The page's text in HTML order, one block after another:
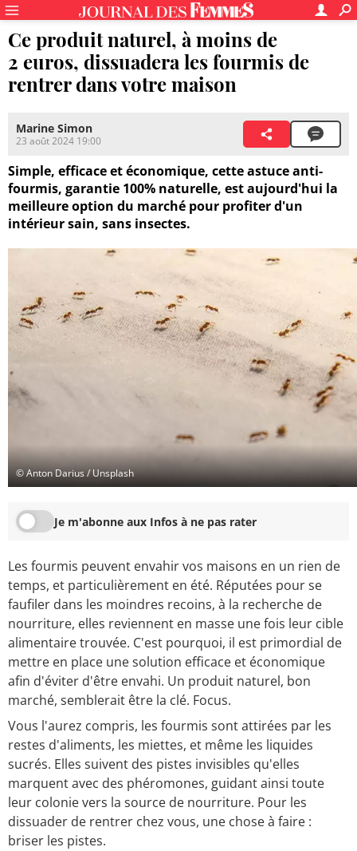
Ce produit naturel, à moins de
2 euros, dissuadera les fourmis de
rentrer dans votre maison
Marine Simon
23 août 2024 19:00
Simple, efficace et économique, cette astuce anti-
fourmis, garantie 100% naturelle, est aujourd'hui la
meilleure option du marché pour profiter d'un
intérieur sain, sans insectes.
© Anton Darius / Unsplash
Je m'abonne aux Infos à ne pas rater
Les fourmis peuvent envahir vos maisons en un rien de
temps, et particulièrement en été. Réputées pour se
faufiler dans les moindres recoins, à la recherche de
nourriture, elles reviennent en masse une fois leur cible
alimentaire trouvée. C'est pourquoi, il est primordial de
mettre en place une solution efficace et économique
afin d'éviter d'être envahi. Un produit naturel, bon
marché, semblerait être la clé. Focus.
Vous l'aurez compris, les fourmis sont attirées par les
restes d'aliments, les miettes, et même les liquides
sucrés. Elles suivent des pistes invisibles qu'elles
marquent avec des phéromones, guidant ainsi toute
leur colonie vers la source de nourriture. Pour les
dissuader de rentrer chez vous, une chose à faire :
briser les pistes.